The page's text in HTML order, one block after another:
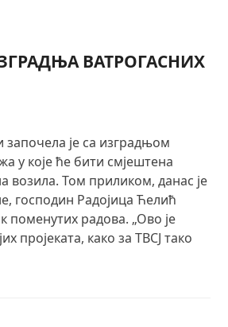
ВАТРОГАСНИХ
је са изградњом
у које ће бити смјештена
возила. Том приликом, данас је
господин Радојица Ћелић
поменутих радова. „Ово је
пројеката, како за ТВСЈ тако